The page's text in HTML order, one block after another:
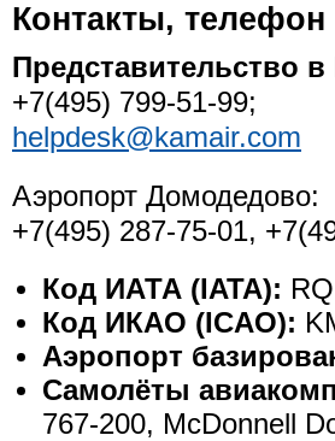
Контакты,
Представительство
+7(495) 799-51-99;
helpdesk@kamair.com
Аэропорт Домодедово:
+7(495) 287-75-01,
Код ИАТА (IATA): RQ
Код ИКАО (ICAO):
Аэропорт
Самолёты
767-200, McDonnell